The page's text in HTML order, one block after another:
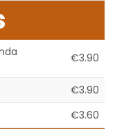
€3.90
€3.90
€3.60